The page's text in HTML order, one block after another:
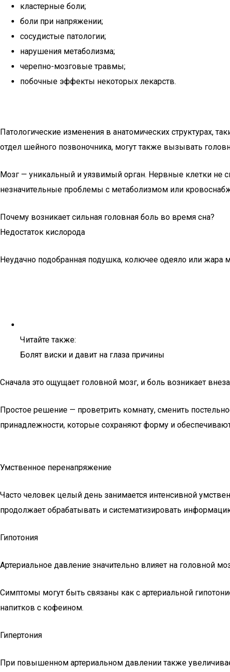
кластерные боли;
боли при напряжении;
сосудистые патологии;
нарушения метаболизма;
черепно-мозговые травмы;
побочные эффекты некоторых лекарств.
Патологические изменения в анатомических структурах,
отдел шейного позвоночника, могут также вызывать
Мозг — уникальный и уязвимый орган. Нервные клетки не
незначительные проблемы с метаболизмом или
Почему возникает сильная головная боль во время сна?
Недостаток кислорода
Неудачно подобранная подушка, колючее одеяло или жара
Читайте также:
Болят виски и давит на глаза причины
Сначала это ощущает головной мозг, и боль возникает
Простое решение — проветрить комнату, сменить
принадлежности, которые сохраняют форму и
Умственное перенапряжение
Часто человек целый день занимается интенсивной
продолжает обрабатывать и систематизировать
Гипотония
Артериальное давление значительно влияет на головной
Симптомы могут быть связаны как с артериальной
напитков с кофеином.
Гипертония
При повышенном артериальном давлении также